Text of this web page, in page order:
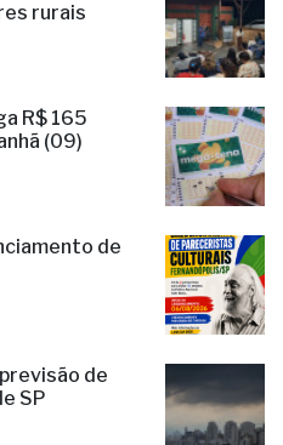
rurais
R$ 165
(09)
de
de
SP